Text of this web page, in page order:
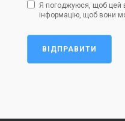
Я погоджуюся, щоб цей
інформацію, щоб вони
ВІДПРАВИТИ